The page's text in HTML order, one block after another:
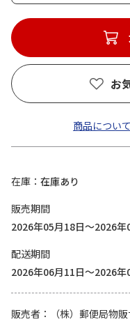
お
商品につい
在庫
在庫あり
販売期間
2026年05月18日～2026年
配送期間
2026年06月11日～2026年
販売者
（株）郵便局物